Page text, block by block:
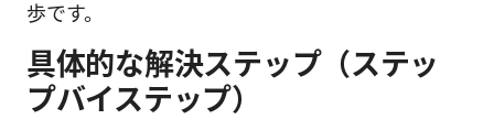
歩です。
具体的な解決ステップ（ステッ
プバイステップ）